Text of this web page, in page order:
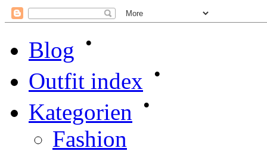
Blog •
Outfit index •
Kategorien •
Fashion